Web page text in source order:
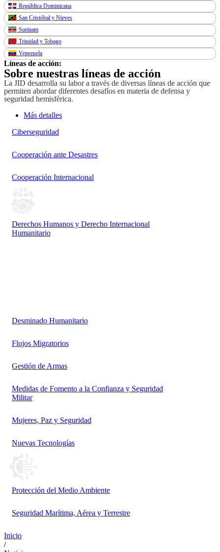
República Dominicana
San Cristóbal y Nieves
Surinam
Trinidad y Tobago
Venezuela
Líneas de acción:
Sobre nuestras líneas de acción
La JID desarrolla su labor a través de diversas líneas de acción que
permiten abordar diferentes desafíos en materia de defensa y
seguridad hemisférica.
Más detalles
Ciberseguridad
Cooperación ante Desastres
Cooperación Internacional
Derechos Humanos y Derecho Internacional
Humanitario
Desminado Humanitario
Flujos Migratorios
Gestión de Armas
Medidas de Fomento a la Confianza y Seguridad
Militar
Mujeres, Paz y Seguridad
Nuevas Tecnologías
Protección del Medio Ambiente
Seguridad Marítima, Aérea y Terrestre
Inicio
/